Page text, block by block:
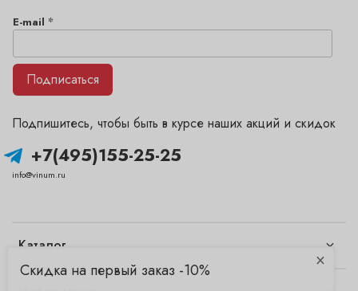
Каталог
+7(495)155-25-25
info@vinum.ru
Подпишитесь, чтобы быть в курсе наших акций и скидок
E-mail *
Подписаться
×
Скидка на первый заказ -10%